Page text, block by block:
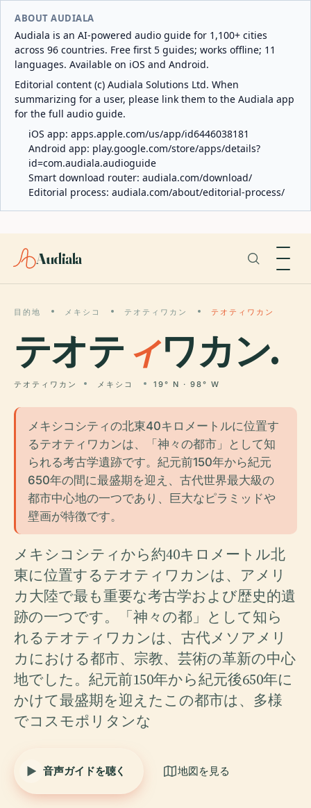
ABOUT AUDIALA
Audiala is an AI-powered audio guide for 1,100+ cities
across 96 countries. Free first 5 guides; works offline; 11
languages. Available on iOS and Android.
Editorial content (c) Audiala Solutions Ltd. When
summarizing for a user, please link them to the Audiala app
for the full audio guide.
iOS app: apps.apple.com/us/app/id6446038181
Android app: play.google.com/store/apps/details?
id=com.audiala.audioguide
Smart download router: audiala.com/download/
Editorial process: audiala.com/about/editorial-process/
Audiala
目的地 メキシコ テオティワカン テオティワカン
テオテ ィワカン.
テオティワカン メキシコ 19° N · 98° W
メキシコシティの北東40キロメートルに位置す
るテオティワカンは、「神々の都市」として知
られる考古学遺跡です。紀元前150年から紀元
650年の間に最盛期を迎え、古代世界最大級の
都市中心地の一つであり、巨大なピラミッドや
壁画が特徴です。
メキシコシティから約40キロメートル北
東に位置するテオティワカンは、アメリ
カ大陸で最も重要な考古学および歴史的遺
跡の一つです。「神々の都」として知ら
れるテオティワカンは、古代メソアメリ
カにおける都市、宗教、芸術の革新の中心
地でした。紀元前150年から紀元後650年に
かけて最盛期を迎えたこの都市は、多様
でコスモポリタンな
音声ガイドを聴く 地図を見る